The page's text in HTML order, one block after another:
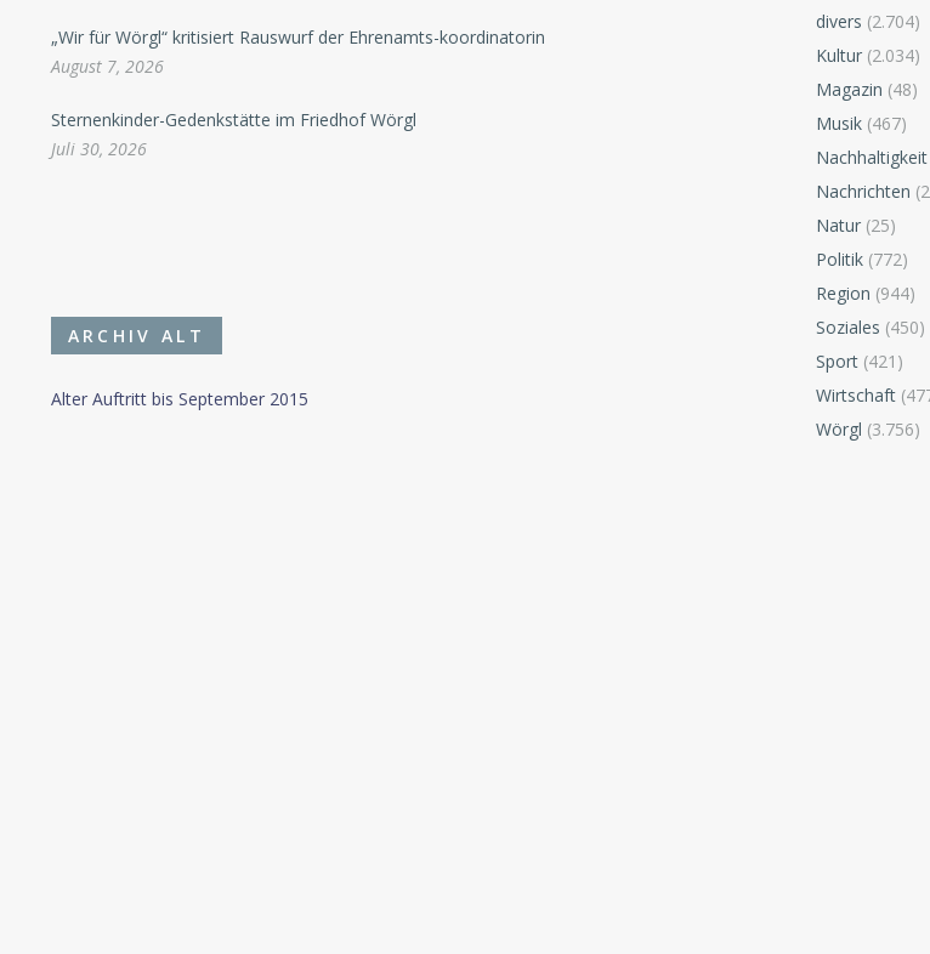
„Wir für Wörgl“ kritisiert Rauswurf der Ehrenamts-koordinatorin
August 7, 2026
Sternenkinder-Gedenkstätte im Friedhof Wörgl
Juli 30, 2026
ARCHIV ALT
Alter Auftritt bis September 2015
divers (2.704)
Kultur (2.034)
Magazin (48)
Musik (467)
Nachhaltigkeit
Nachrichten
Natur (25)
Politik (772)
Region (944)
Soziales (450)
Sport (421)
Wirtschaft
Wörgl (3.756)